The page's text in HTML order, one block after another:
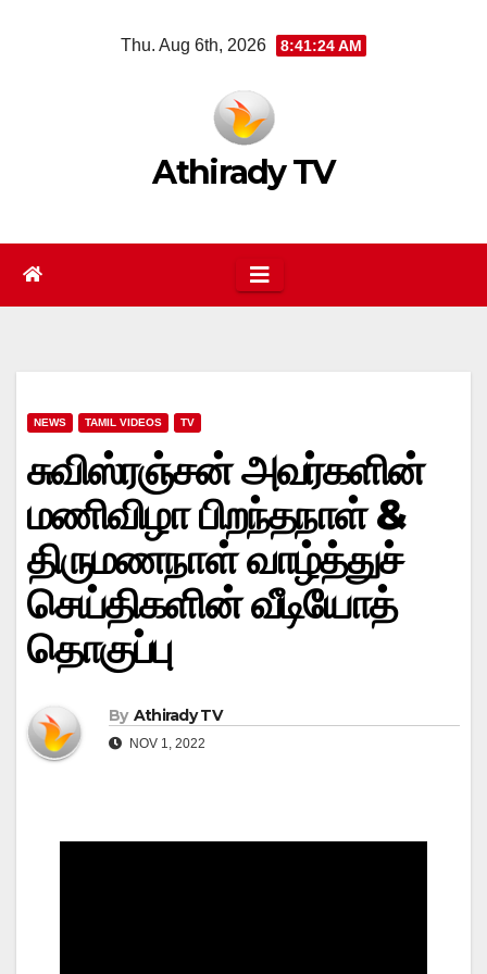
Thu. Aug 6th, 2026 8:41:25 AM
Athirady TV
NEWS TAMIL VIDEOS TV
சுவிஸ்ரஞ்சன் அவர்களின்
மணிவிழா பிறந்தநாள் &
திருமணநாள் வாழ்த்துச்
செய்திகளின் வீடியோத்
தொகுப்பு
By Athirady TV
NOV 1, 2022